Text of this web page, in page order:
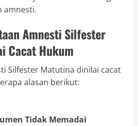
amnesti.
Amnesti Silfester
Cacat Hukum
Silfester Matutina dinilai cacat
alasan berikut:
Tidak Memadai